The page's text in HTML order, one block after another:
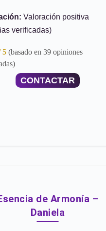
Valoración positiva
verificadas)
5 (basado en 39 opiniones
CONTACTAR
de Armonía –
Daniela